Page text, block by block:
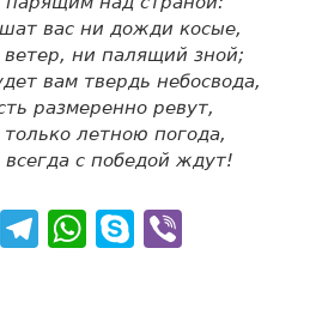
вас ни дожди косые,
ни палящий зной;
вам твердь небосвода,
размеренно ревут,
летною погода,
с победой ждут!
Twitter
Telegram
WhatsApp
Skype